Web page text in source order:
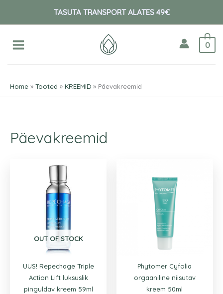
TASUTA TRANSPORT ALATES 49€
0
Home Tooted KREEMID Päevakreemid
Päevakreemid
OUT OF STOCK
UUS! Repechage Triple
Action Lift luksuslik
pinguldav kreem 59ml
Phytomer Cyfolia
orgaaniline niisutav
kreem 50ml